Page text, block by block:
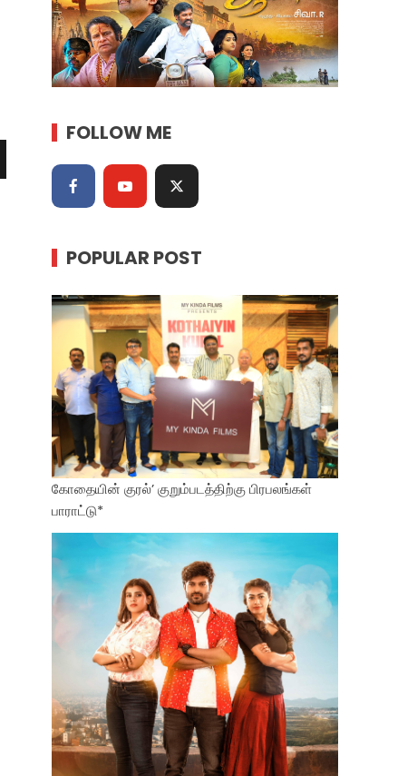
FOLLOW ME
POPULAR POST
கோதையின் குரல்’ குறும்படத்திற்கு பிரபலங்கள்
பாராட்டு*